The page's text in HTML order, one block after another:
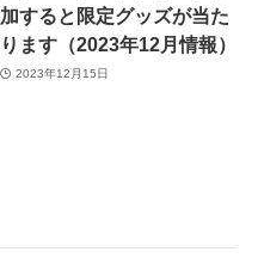
加すると限定グッズが当た
ります（2023年12月情報）
2023年12月15日